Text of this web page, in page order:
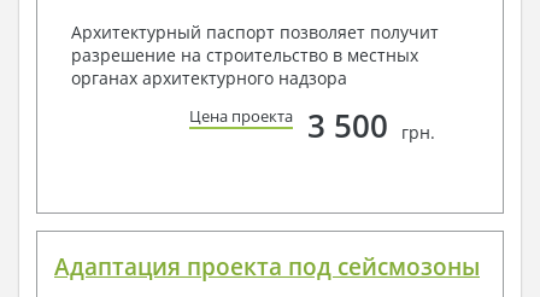
Архитектурный паспорт позволяет получит
разрешение на строительство в местных
органах архитектурного надзора
Цена проекта 3 500 грн.
Адаптация проекта под сейсмозоны